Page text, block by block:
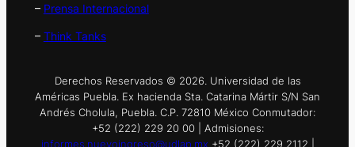
– Prensa Internacional
– Think Tanks
Derechos Reservados © 2026. Universidad de las
Américas Puebla. Ex hacienda Sta. Catarina Mártir S/N San
Andrés Cholula, Puebla. C.P. 72810 México Conmutador:
+52 (222) 229 20 00 | Admisiones:
informes.nuevoingreso@udlap.mx +52 (222) 229 2112 |